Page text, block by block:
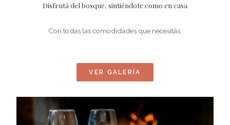
Disfrutá del bosque, sintiéndote como en casa
Con todas las comodidades que necesitás.
VER GALERÍA